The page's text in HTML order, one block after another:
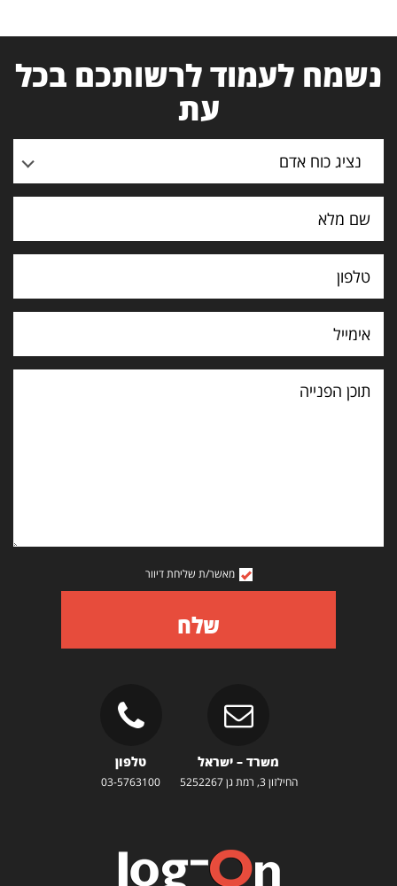
נשמח לעמוד לרשותכם בכל
עת
נציג כוח אדם
תוכן
הפנייה
מאשר/ת שליחת דיוור
שלח
משרד – ישראל
החילזון 3, רמת גן 5252267
טלפון
03-5763100